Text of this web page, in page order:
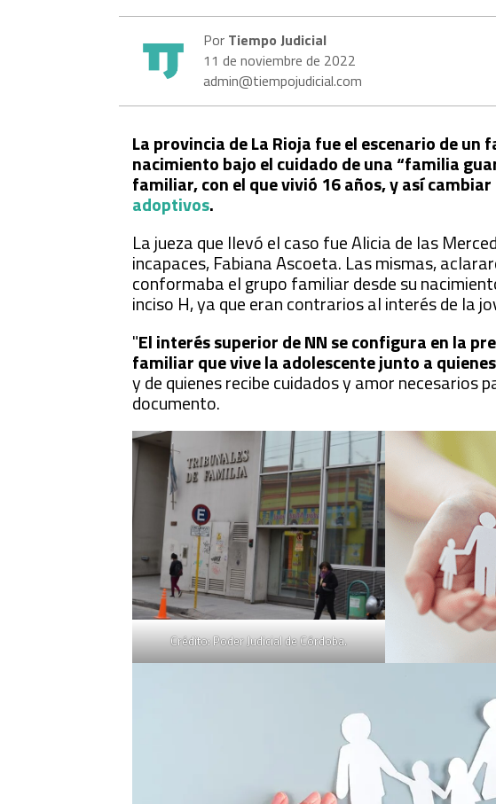
Por Tiempo Judicial
11 de noviembre de 2022
admin@tiempojudicial.com
La provincia de La Rioja fue el escenario de
nacimiento bajo el cuidado de una “familia
familiar, con el que vivió 16 años, y así
adoptivos.
La jueza que llevó el caso fue Alicia de las
incapaces, Fabiana Ascoeta. Las mismas,
conformaba el grupo familiar desde su
inciso H, ya que eran contrarios al interés de la
"El interés superior de NN se configura en la
familiar que vive la adolescente junto a
y de quienes recibe cuidados y amor necesarios
documento.
Crédito: Poder Judicial de Córdoba.